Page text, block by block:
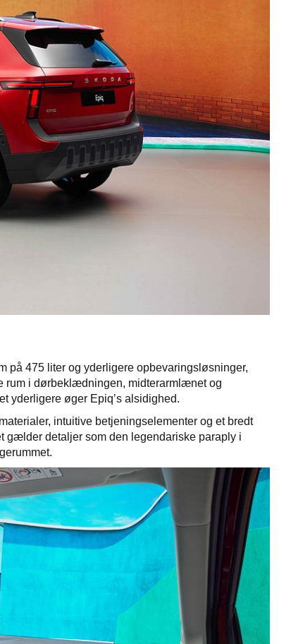
på 475 liter og yderligere opbevaringsløsninger,
rum i dørbeklædningen, midterarmlænet og
yderligere øger Epiq’s alsidighed.
intuitive betjeningselementer og et bredt
gælder detaljer som den legendariske paraply i